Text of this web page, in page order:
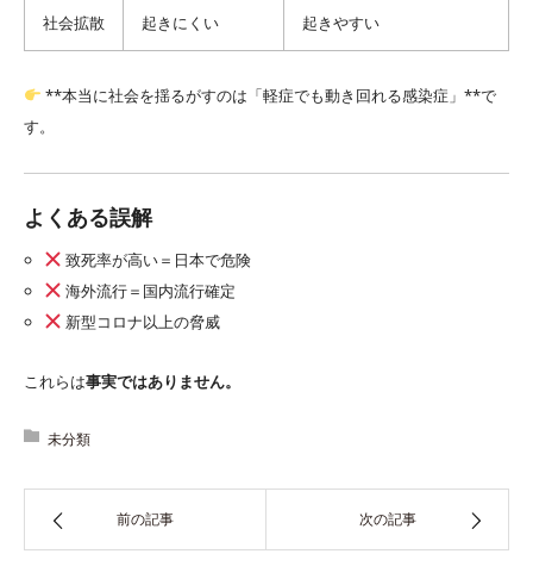
社会拡散 起きにくい 起きやすい
**本当に社会を揺るがすのは「軽症でも動き回れる感染症」**で
す。
よくある誤解
致死率が高い＝日本で危険
海外流行＝国内流行確定
新型コロナ以上の脅威
これらは事実ではありません。
未分類
前の記事 次の記事